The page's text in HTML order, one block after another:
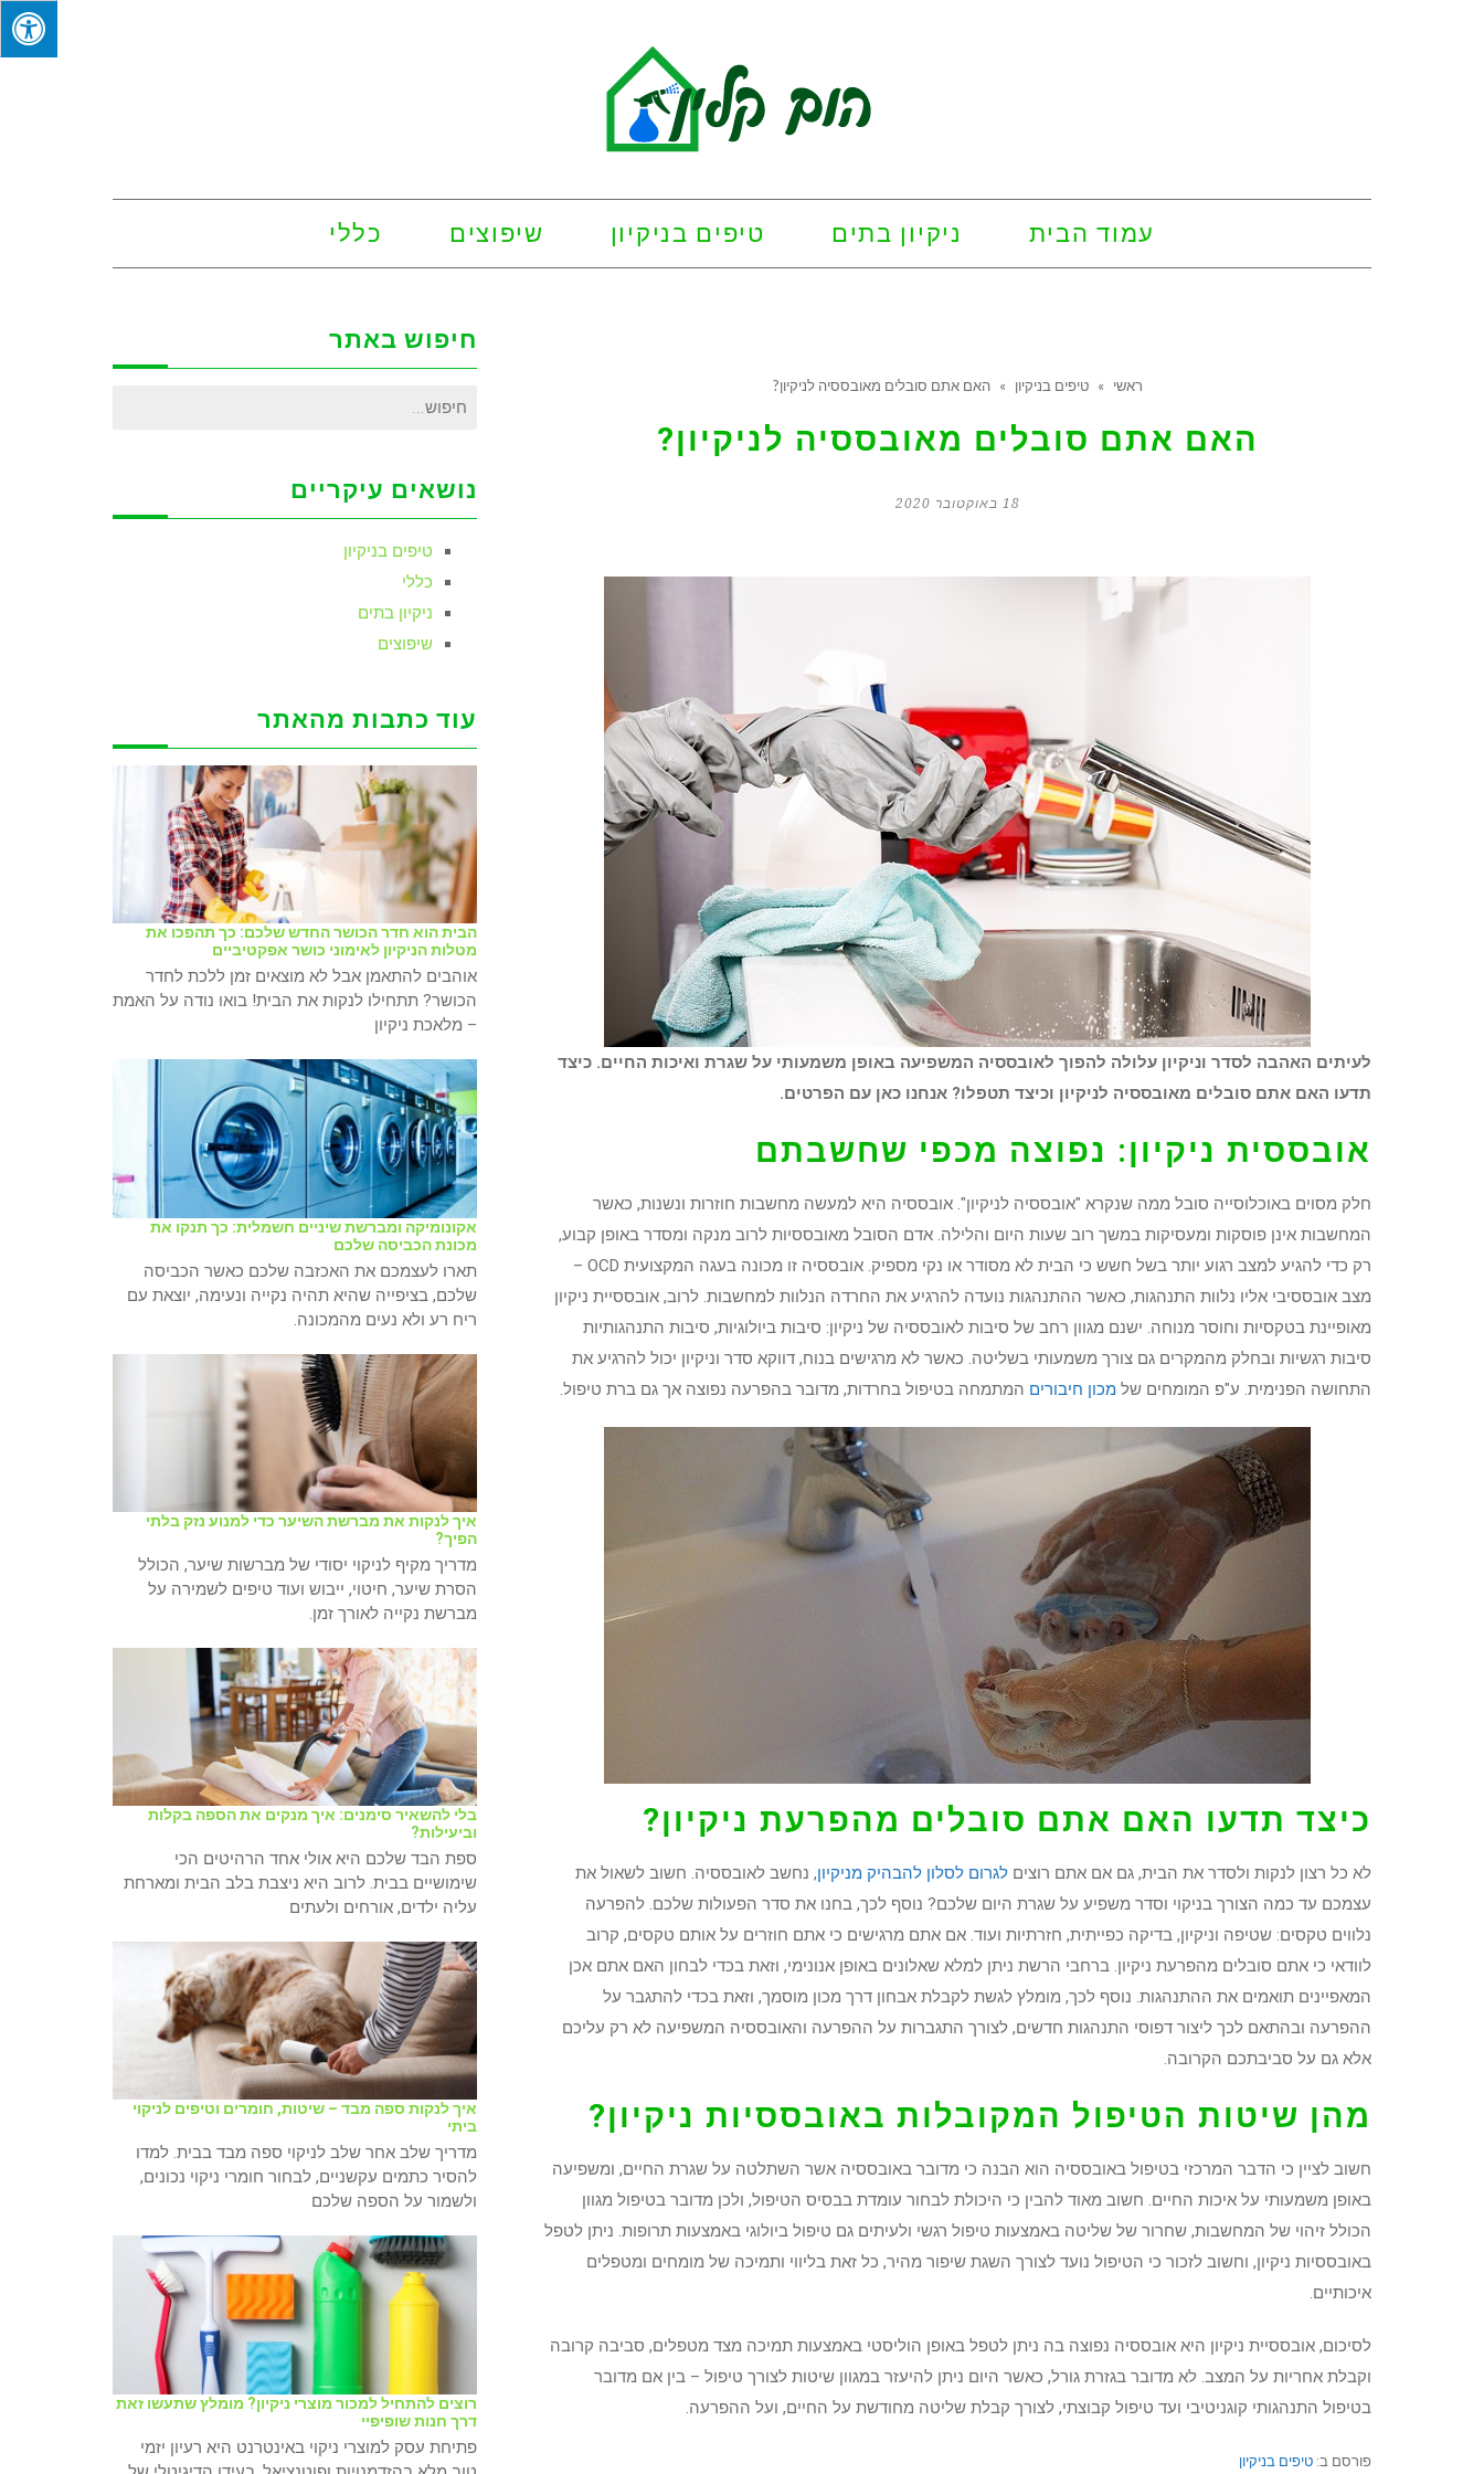
עמוד הבית ניקיון בתים טיפים בניקיון שיפוצים כללי
ראשי » טיפים בניקיון » האם אתם סובלים מאובססיה לניקיון?
האם אתם סובלים מאובססיה לניקיון?
18 באוקטובר 2020
לעיתים האהבה לסדר וניקיון עלולה להפוך לאובססיה המשפיעה באופן משמעותי על שגרת ואיכות החיים. כיצד
תדעו האם אתם סובלים מאובססיה לניקיון וכיצד תטפלו? אנחנו כאן עם הפרטים.
אובססית ניקיון: נפוצה מכפי שחשבתם
חלק מסוים באוכלוסייה סובל ממה שנקרא "אובססיה לניקיון". אובססיה היא למעשה מחשבות חוזרות ונשנות, כאשר
המחשבות אינן פוסקות ומעסיקות במשך רוב שעות היום והלילה. אדם הסובל מאובססיות לרוב מנקה ומסדר באופן קבוע,
רק כדי להגיע למצב רגוע יותר בשל חשש כי הבית לא מסודר או נקי מספיק. אובססיה זו מכונה בעגה המקצועית OCD –
מצב אובססיבי אליו נלוות התנהגות, כאשר ההתנהגות נועדה להרגיע את החרדה הנלוות למחשבות. לרוב, אובססיית ניקיון
מאופיינת בטקסיות וחוסר מנוחה. ישנם מגוון רחב של סיבות לאובססיה של ניקיון: סיבות ביולוגיות, סיבות התנהגותיות
סיבות רגשיות ובחלק מהמקרים גם צורך משמעותי בשליטה. כאשר לא מרגישים בנוח, דווקא סדר וניקיון יכול להרגיע את
התחושה הפנימית. ע"פ המומחים של מכון חיבורים המתמחה בטיפול בחרדות, מדובר בהפרעה נפוצה אך גם ברת טיפול.
כיצד תדעו האם אתם סובלים מהפרעת ניקיון?
לא כל רצון לנקות ולסדר את הבית, גם אם אתם רוצים לגרום לסלון להבהיק מניקיון, נחשב לאובססיה. חשוב לשאול את
עצמכם עד כמה הצורך בניקוי וסדר משפיע על שגרת היום שלכם? נוסף לכך, בחנו את סדר הפעולות שלכם. להפרעה
נלווים טקסים: שטיפה וניקיון, בדיקה כפייתית, חזרתיות ועוד. אם אתם מרגישים כי אתם חוזרים על אותם טקסים, קרוב
לוודאי כי אתם סובלים מהפרעת ניקיון. ברחבי הרשת ניתן למלא שאלונים באופן אנונימי, וזאת בכדי לבחון האם אתם אכן
המאפיינים תואמים את ההתנהגות. נוסף לכך, מומלץ לגשת לקבלת אבחון דרך מכון מוסמך, וזאת בכדי להתגבר על
ההפרעה ובהתאם לכך ליצור דפוסי התנהגות חדשים, לצורך התגברות על ההפרעה והאובססיה המשפיעה לא רק עליכם
אלא גם על סביבתכם הקרובה.
מהן שיטות הטיפול המקובלות באובססיות ניקיון?
חשוב לציין כי הדבר המרכזי בטיפול באובססיה הוא הבנה כי מדובר באובססיה אשר השתלטה על שגרת החיים, ומשפיעה
באופן משמעותי על איכות החיים. חשוב מאוד להבין כי היכולת לבחור עומדת בבסיס הטיפול, ולכן מדובר בטיפול מגוון
הכולל זיהוי של המחשבות, שחרור של שליטה באמצעות טיפול רגשי ולעיתים גם טיפול ביולוגי באמצעות תרופות. ניתן לטפל
באובססיות ניקיון, וחשוב לזכור כי הטיפול נועד לצורך השגת שיפור מהיר, כל זאת בליווי ותמיכה של מומחים ומטפלים
איכותיים.
לסיכום, אובססיית ניקיון היא אובססיה נפוצה בה ניתן לטפל באופן הוליסטי באמצעות תמיכה מצד מטפלים, סביבה קרובה
וקבלת אחריות על המצב. לא מדובר בגזרת גורל, כאשר היום ניתן להיעזר במגוון שיטות לצורך טיפול – בין אם מדובר
בטיפול התנהגותי קוגניטיבי ועד טיפול קבוצתי, לצורך קבלת שליטה מחודשת על החיים, ועל ההפרעה.
פורסם ב: טיפים בניקיון
חיפוש באתר
חיפוש
נושאים עיקריים
טיפים בניקיון
כללי
ניקיון בתים
שיפוצים
עוד כתבות מהאתר
הבית הוא חדר הכושר החדש שלכם: כך תהפכו את
מטלות הניקיון לאימוני כושר אפקטיביים
אוהבים להתאמן אבל לא מוצאים זמן ללכת לחדר
הכושר? תתחילו לנקות את הבית! בואו נודה על האמת
– מלאכת ניקיון
אקונומיקה ומברשת שיניים חשמלית: כך תנקו את
מכונת הכביסה שלכם
תארו לעצמכם את האכזבה שלכם כאשר הכביסה
שלכם, בציפייה שהיא תהיה נקייה ונעימה, יוצאת עם
ריח רע ולא נעים מהמכונה.
איך לנקות את מברשת השיער כדי למנוע נזק בלתי
הפיך?
מדריך מקיף לניקוי יסודי של מברשות שיער, הכולל
הסרת שיער, חיטוי, ייבוש ועוד טיפים לשמירה על
מברשת נקייה לאורך זמן.
בלי להשאיר סימנים: איך מנקים את הספה בקלות
וביעילות?
ספת הבד שלכם היא אולי אחד הרהיטים הכי
שימושיים בבית. לרוב היא ניצבת בלב הבית ומארחת
עליה ילדים, אורחים ולעתים
איך לנקות ספה מבד – שיטות, חומרים וטיפים לניקוי
ביתי
מדריך שלב אחר שלב לניקוי ספה מבד בבית. למדו
להסיר כתמים עקשניים, לבחור חומרי ניקוי נכונים,
ולשמור על הספה שלכם
רוצים להתחיל למכור מוצרי ניקיון? מומלץ שתעשו זאת
דרך חנות שופיפיי
פתיחת עסק למוצרי ניקוי באינטרנט היא רעיון יזמי